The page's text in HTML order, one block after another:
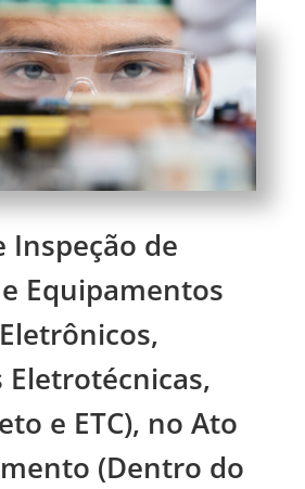
Inspeção de
Equipamentos
Eletrotécnicas,
e ETC), no Ato
(Dentro do